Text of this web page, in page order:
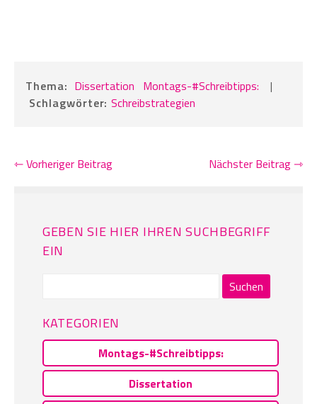
Thema: Dissertation Montags-#Schreibtipps:
|
Schlagwörter:Schreibstrategien
⇽ Vorheriger Beitrag Nächster Beitrag ⇾
GEBEN SIE HIER IHREN SUCHBEGRIFF
EIN
KATEGORIEN
Montags-#Schreibtipps:
Dissertation